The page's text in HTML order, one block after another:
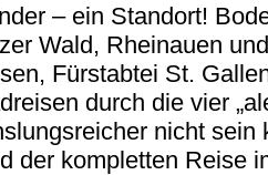
– ein Standort!
Wald, Rheinauen
Fürstabtei St.
durch die vier
nicht sein
der kompletten Reise